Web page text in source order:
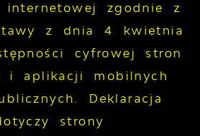
internetowej
zgodnie z
z dnia 4 kwietnia
cyfrowej stron
i aplikacji mobilnych
Deklaracja
strony